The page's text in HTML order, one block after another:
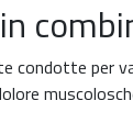
condotte per